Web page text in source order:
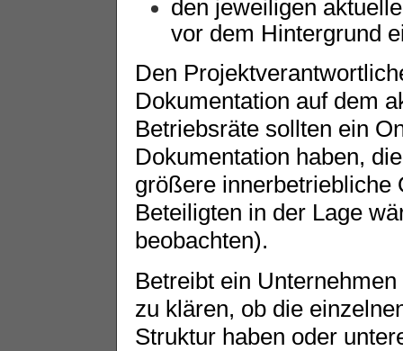
den jeweiligen
vor dem Hintergrund
Den
Dokumentation auf dem
Betriebsräte sollten ein
Dokumentation haben,
größere innerbetriebliche
Beteiligten in der Lage
beobachten).
Betreibt ein
zu klären, ob die
Struktur haben oder